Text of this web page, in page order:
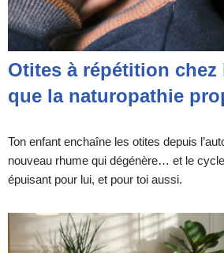
Otites à répétition chez
que la naturopathie
Ton enfant enchaîne les otites depuis
nouveau rhume qui dégénère… et le
épuisant pour lui, et pour toi aussi.